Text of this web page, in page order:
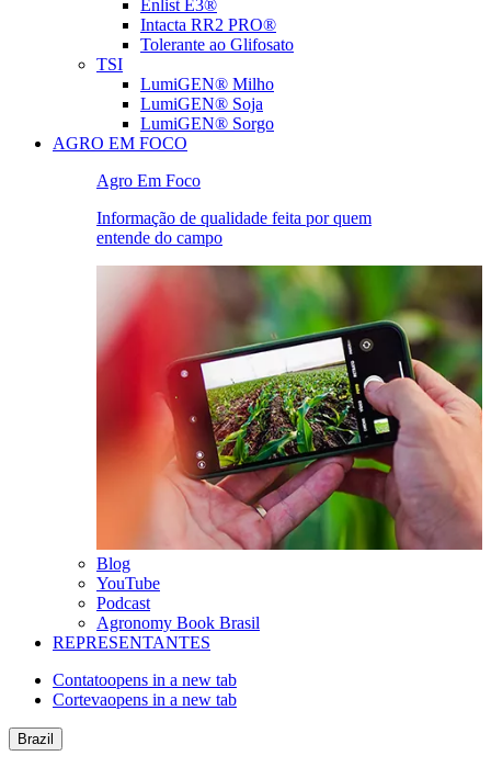
Enlist E3®
Intacta RR2 PRO®
Tolerante ao Glifosato
TSI
LumiGEN® Milho
LumiGEN® Soja
LumiGEN® Sorgo
AGRO EM FOCO
Agro Em Foco
Informação de qualidade feita por quem
entende do campo
Blog
YouTube
Podcast
Agronomy Book Brasil
REPRESENTANTES
Contatoopens in a new tab
Cortevaopens in a new tab
Brazil